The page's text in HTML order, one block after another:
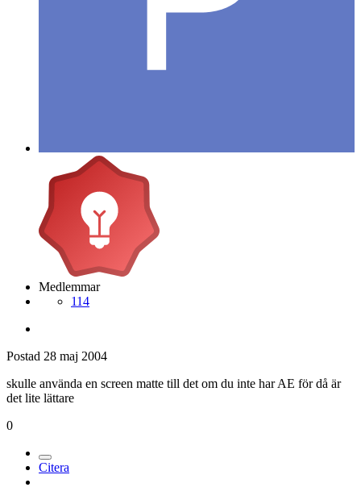
Medlemmar
114
Postad 28 maj 2004
skulle använda en screen matte till det om du inte har AE för då är
det lite lättare
0
Citera